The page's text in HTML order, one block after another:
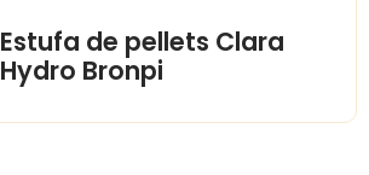
Estufa de pellets Clara
Hydro Bronpi